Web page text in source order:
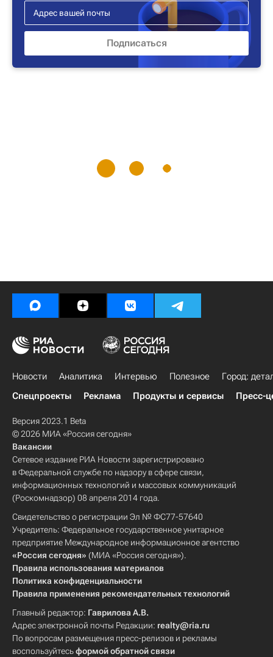
Новости Аналитика Интервью Полезное
Город:
Спецпроекты
Реклама Продукты и сервисы Пресс-
Версия 2023.1 Beta
© 2026 МИА «Россия сегодня»
Вакансии
Сетевое издание РИА Новости зарегистрировано
в Федеральной службе по надзору в сфере связи,
информационных технологий и массовых коммуникаций
(Роскомнадзор) 08 апреля 2014 года.
Свидетельство о регистрации Эл № ФС77-57640
Учредитель: Федеральное государственное унитарное
предприятие Международное информационное агентство
«Россия сегодня» (МИА «Россия сегодня»).
Правила использования материалов
Политика конфиденциальности
Правила применения рекомендательных технологий
Главный редактор: Гаврилова А.В.
Адрес электронной почты Редакции: realty@ria.ru
По вопросам размещения пресс-релизов и рекламы
воспользуйтесьформой обратной связи